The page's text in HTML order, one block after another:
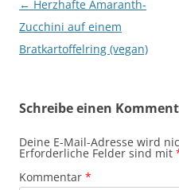
Beitragsnavigation
← Herzhafte Amaranth-
Zucchini auf einem
Bratkartoffelring (vegan)
Schreibe einen
Deine E-Mail-Adresse wird
Erforderliche Felder sind mit
Kommentar *